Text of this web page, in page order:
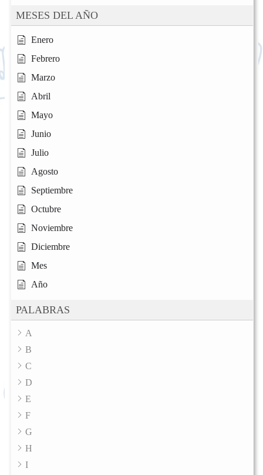
MESES DEL AÑO
Enero
Febrero
Marzo
Abril
Mayo
Junio
Julio
Agosto
Septiembre
Octubre
Noviembre
Diciembre
Mes
Año
PALABRAS
A
B
C
D
E
F
G
H
I